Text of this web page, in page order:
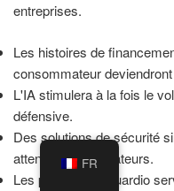
entreprises.
Les histoires de
consommateur
L'IA stimulera à la fois le
défensive.
Des solutions de sécurité
attentes des utilisateurs.
Les progrès de Guardio
FR